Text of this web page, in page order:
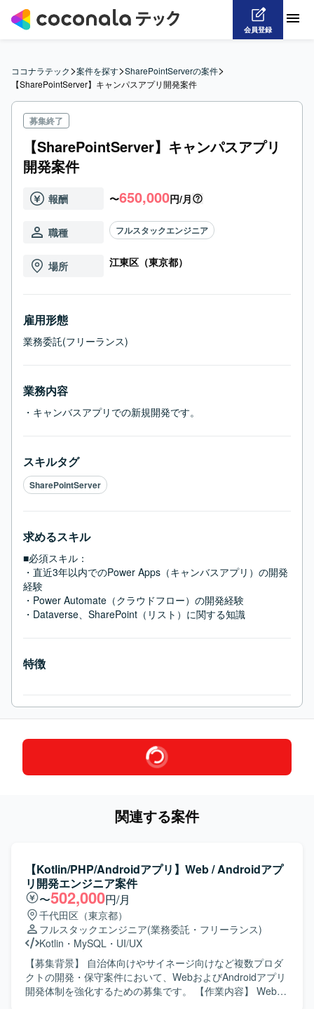
会員登録
ココナラテック>案件を探す>SharePointServerの案件>
【SharePointServer】キャンパスアプリ開発案件
募集終了
【SharePointServer】キャンパスアプリ
開発案件
報酬 〜650,000円/月
職種 フルスタックエンジニア
場所 江東区（東京都）
雇用形態
業務委託(フリーランス)
業務内容
・キャンバスアプリでの新規開発です。
スキルタグ
SharePointServer
求めるスキル
■必須スキル：
・直近3年以内でのPower Apps（キャンバスアプリ）の開発
経験
・Power Automate（クラウドフロー）の開発経験
・Dataverse、SharePoint（リスト）に関する知識
特徴
関連する案件
【Kotlin/PHP/Androidアプリ】Web / Androidアプ
リ開発エンジニア案件
〜502,000円/月
千代田区（東京都）
フルスタックエンジニア(業務委託・フリーランス)
Kotlin ・ MySQL ・ UI/UX
【募集背景】 自治体向けやサイネージ向けなど複数プロダ
クトの開発・保守案件において、WebおよびAndroidアプリ
開発体制を強化するための募集です。 【作業内容】 Webア